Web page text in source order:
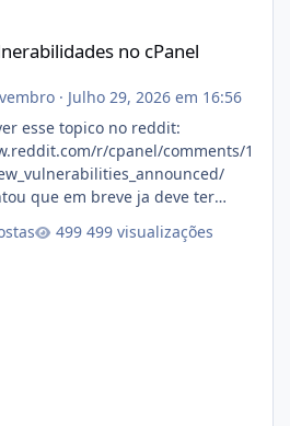
cPanel
no cPanel
· Julho 29, 2026 em 16:56
esse topico no reddit:
r/cpanel/comments/1
que em breve ja deve ter
499 visualizações